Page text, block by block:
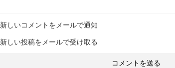
新しいコメントをメールで通知
新しい投稿をメールで受け取る